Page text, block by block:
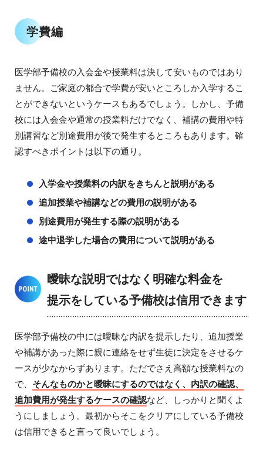
学費編
医学部予備校の入会金や授業料は決して安いものではあり
ません。ご家庭の都合で学費が安いところしか入学するこ
とができないというケースもあるでしょう。しかし、予備
校には入会金や通常の授業料だけでなく、補講の費用や特
別講習など別途費用が後で発生するところもあります。確
認すべきポイントは以下の通り。
入学金や授業料の内訳をきちんと説明がある
追加授業や補講などの費用の説明がある
別途費用が発生する際の説明がある
途中退学した場合の費用について説明がある
曖昧な説明ではなく明確な料金を
提示をしている予備校は信用できます
医学部予備校の中には曖昧な内訳を提示したり、追加授業
や補講があった際に親に連絡をせず生徒に決定をさせるケ
ースが少なからずあります。ただでさえ高額な授業料なの
で、 そんなものかと曖昧にするのではなく、内訳の確認、
追加費用が発生するケースの確認など、しっかりと聞くよ
うにしましょう。最初からそこをクリアにしている予備校
は信用できると言って良いでしょう。